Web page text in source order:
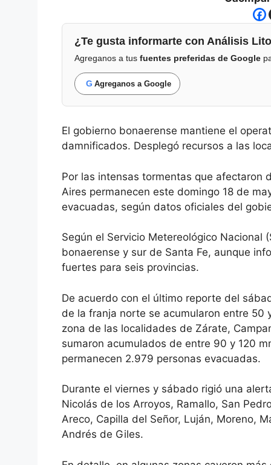
¿Te gusta informarte con Análisis
Agreganos a tus fuentes preferidas de Google
G Agreganos a Google
El gobierno bonaerense mantiene el
damnificados. Desplegó recursos a las
Por las intensas tormentas que afectaron
Aires permanecen este domingo 18 de
evacuadas, según datos oficiales del
Según el Servicio Metereológico Nacional
bonaerense y sur de Santa Fe, aunque
fuertes para seis provincias.
De acuerdo con el último reporte del
de la franja norte se acumularon entre 50
zona de las localidades de Zárate,
sumaron acumulados de entre 90 y 120
permanecen 2.979 personas evacuadas.
Durante el viernes y sábado rigió una
Nicolás de los Arroyos, Ramallo, San
Areco, Capilla del Señor, Luján, Moreno,
Andrés de Giles.